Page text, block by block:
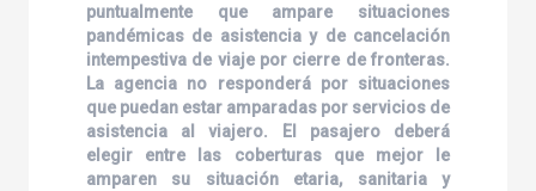
puntualmente que ampare situaciones
pandémicas de asistencia y de cancelación
intempestiva de viaje por cierre de fronteras.
La agencia no responderá por situaciones
que puedan estar amparadas por servicios de
asistencia al viajero. El pasajero deberá
elegir entre las coberturas que mejor le
amparen su situación etaria, sanitaria y